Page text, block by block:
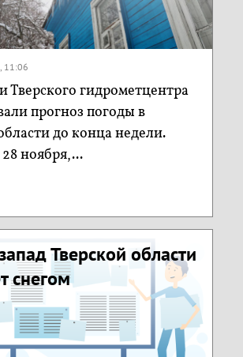
11:06
Тверского гидрометцентра
прогноз погоды в
до конца недели.
ноября,...
Тверской области
снегом